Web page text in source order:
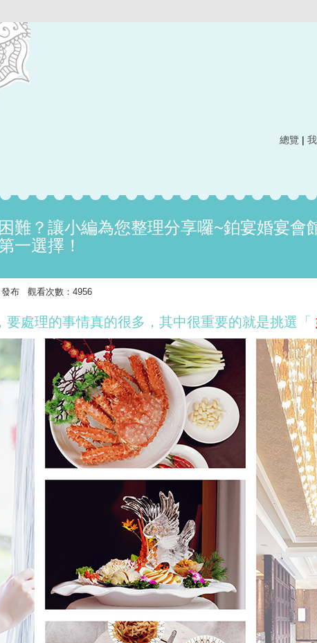
總覽 |
難？讓小編為您整理分享囉~鉑宴婚宴會
一選擇！
發布 觀看次數：4956
要處理的事情真的很多，其中很重要的就是挑選「